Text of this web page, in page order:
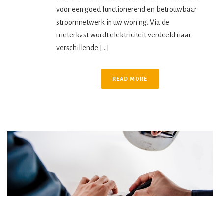
voor een goed functionerend en betrouwbaar
stroomnetwerk in uw woning. Via de
meterkast wordt elektriciteit verdeeld naar
verschillende [...]
READ MORE